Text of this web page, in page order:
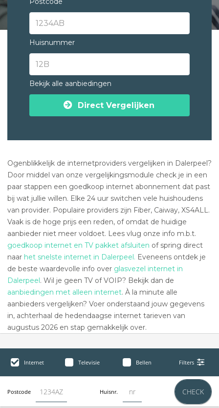
Huisnummer
Bekijk alle aanbiedingen
Direct Vergelijken
Ogenblikkelijk de internetproviders vergelijken in Dalerpeel?
Door middel van onze vergelijkingsmodule check je in een
paar stappen een goedkoop internet abonnement dat past
bij wat jullie willen. Elke 24 uur switchen vele huishoudens
van provider. Populaire providers zijn Fiber, Caiway, XS4ALL.
Vaak is de hoge prijs een reden, of omdat de huidige
aanbieder niet meer voldoet. Lees vlug onze info m.b.t.
goedkoop internet en TV pakket afsluiten of spring direct
naar het snelste internet in Dalerpeel. Eveneens ontdek je
de beste waardevolle info over glasvezel internet in
Dalerpeel. Wil je geen TV of VOIP? Bekijk dan de
aanbiedingen met alleen internet. À la minute alle
aanbieders vergelijken? Voer onderstaand jouw gegevens
in, achterhaal de hedendaagse internet tarieven van
augustus 2026 en stap gemakkelijk over.
Internet Televisie Bellen Filters
Postcode Huisnr. CHECK